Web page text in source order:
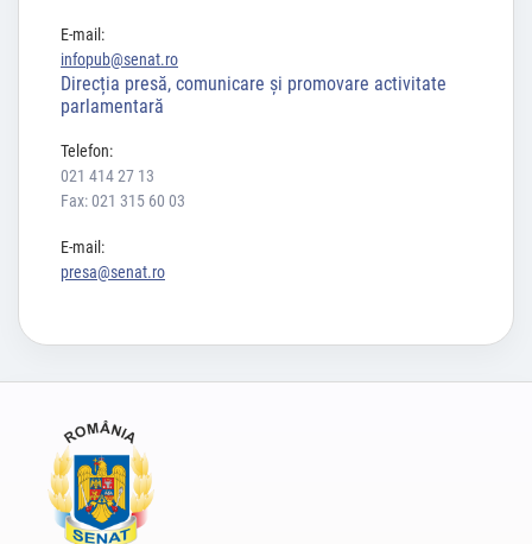
E-mail:
infopub@senat.ro
Direcția presă, comunicare și promovare activitate
parlamentară
Telefon:
021 414 27 13
Fax: 021 315 60 03
E-mail:
presa@senat.ro